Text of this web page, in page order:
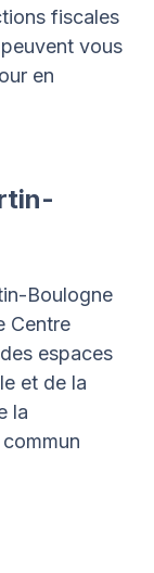
fiscales
vous
en
Boulogne
Centre
espaces
et de la
la